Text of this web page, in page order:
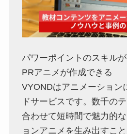
パワーポイントのスキル
PRアニメが作成できる
VYONDはアニメーション
ドサービスです。数千の
合わせて短時間で魅力的
ョンアニメを生み出すこと